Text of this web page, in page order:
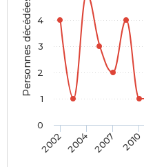
Personnes décédées
2002 2004 2007 2010
0
1
2
3
4